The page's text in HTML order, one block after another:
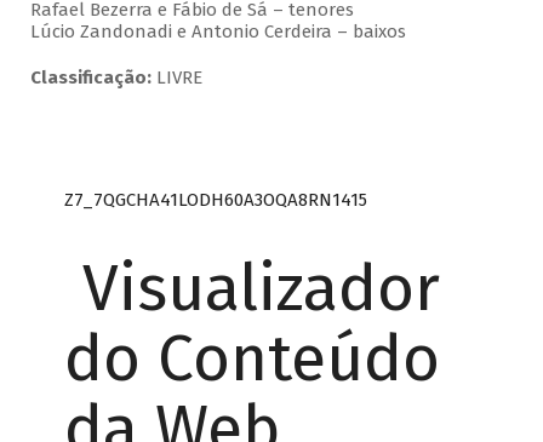
Rafael Bezerra e Fábio de Sá – tenores
Lúcio Zandonadi e Antonio Cerdeira – baixos
Classificação:LIVRE
Z7_7QGCHA41LODH60A3OQA8RN1415
Visualizador
do Conteúdo